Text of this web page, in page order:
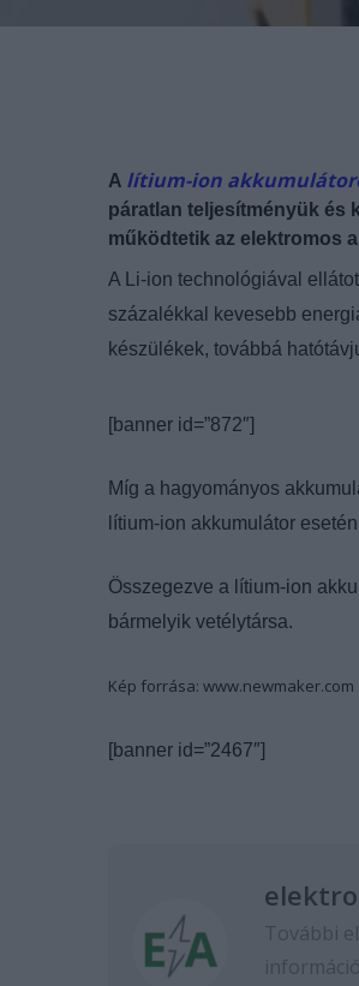
A lítium-ion
páratlan teljesítményük és
működtetik az elektromos
A Li-ion technológiával
százalékkal kevesebb
készülékek, továbbá
[banner id=”872″]
Míg a hagyományos
lítium-ion akkumulátor
Összegezve a lítium-ion
bármelyik vetélytársa.
Kép forrása: www.newmaker.com
[banner id=”2467″]
További